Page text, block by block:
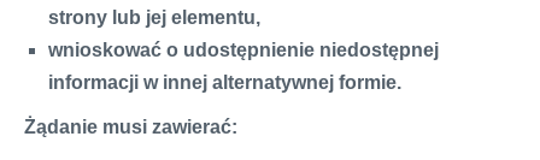
strony lub jej elementu,
wnioskować o udostępnienie niedostępnej
informacji w innej alternatywnej formie.
Żądanie musi zawierać: